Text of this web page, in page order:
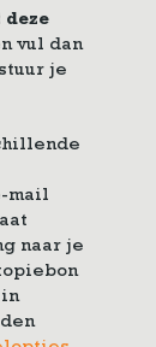
deze
vul dan
je
mail
naar je
in